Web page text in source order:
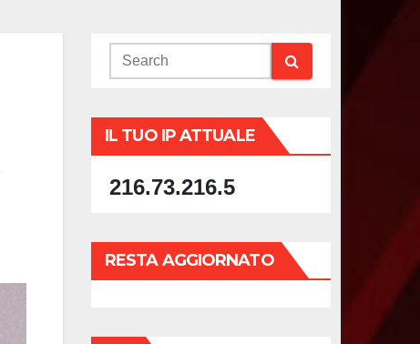
IL TUO IP ATTUALE
216.73.216.5
RESTA AGGIORNATO